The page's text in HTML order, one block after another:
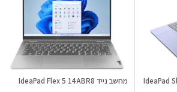
IdeaPad מחשב נייד IdeaPad Flex 5 14ABR8